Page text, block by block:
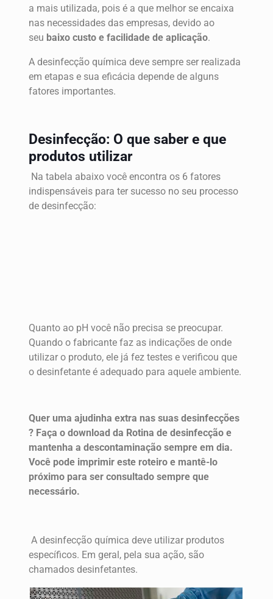
a mais utilizada, pois é a que melhor se encaixa
nas necessidades das empresas, devido ao
seu baixo custo e facilidade de aplicação.
A desinfecção química deve sempre ser realizada
em etapas e sua eficácia depende de alguns
fatores importantes.
Desinfecção: O que saber e que
produtos utilizar
Na tabela abaixo você encontra os 6 fatores
indispensáveis para ter sucesso no seu processo
de desinfecção:
Quanto ao pH você não precisa se preocupar.
Quando o fabricante faz as indicações de onde
utilizar o produto, ele já fez testes e verificou que
o desinfetante é adequado para aquele ambiente.
Quer uma ajudinha extra nas suas desinfecções
? Faça o download da Rotina de desinfecção e
mantenha a descontaminação sempre em dia.
Você pode imprimir este roteiro e mantê-lo
próximo para ser consultado sempre que
necessário.
A desinfecção química deve utilizar produtos
específicos. Em geral, pela sua ação, são
chamados desinfetantes.